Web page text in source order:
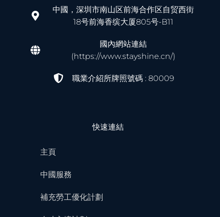
中國，深圳市南山区前海合作区自贸西街
18号前海香缤大厦805号-B11
國內網站連結
(https://www.stayshine.cn/)
職業介紹所牌照號碼 : 80009
快速連結
主頁
中國服務
補充勞工優化計劃